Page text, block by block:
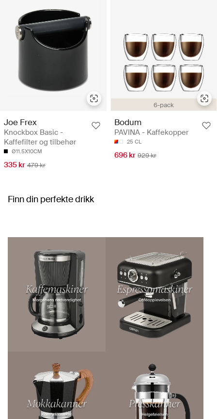
Joe Frex
Knockbox Basic -
Kaffefilter og tilbehør
Ø11.5X10CM
335 kr 479 kr
6-pack
Bodum
PAVINA - Kaffekopper
25 CL
696 kr 929 kr
Finn din perfekte drikk